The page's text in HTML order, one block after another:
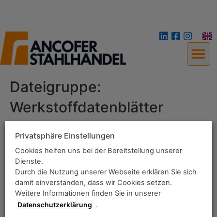
Dateigruppe:
Werkstoffdatenblätter
Home
Lieferprogramm
Das Unternehmen
Qualitätsmanagement
Downloadbereich
Kontakt
Privatsphäre Einstellungen
Cookies helfen uns bei der Bereitstellung unserer
Dienste.
Durch die Nutzung unserer Webseite erklären Sie sich
damit einverstanden, dass wir Cookies setzen.
Weitere Informationen finden Sie in unserer
Datenschutzerklärung .